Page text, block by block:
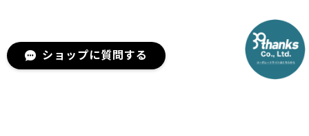
ショップに質問する